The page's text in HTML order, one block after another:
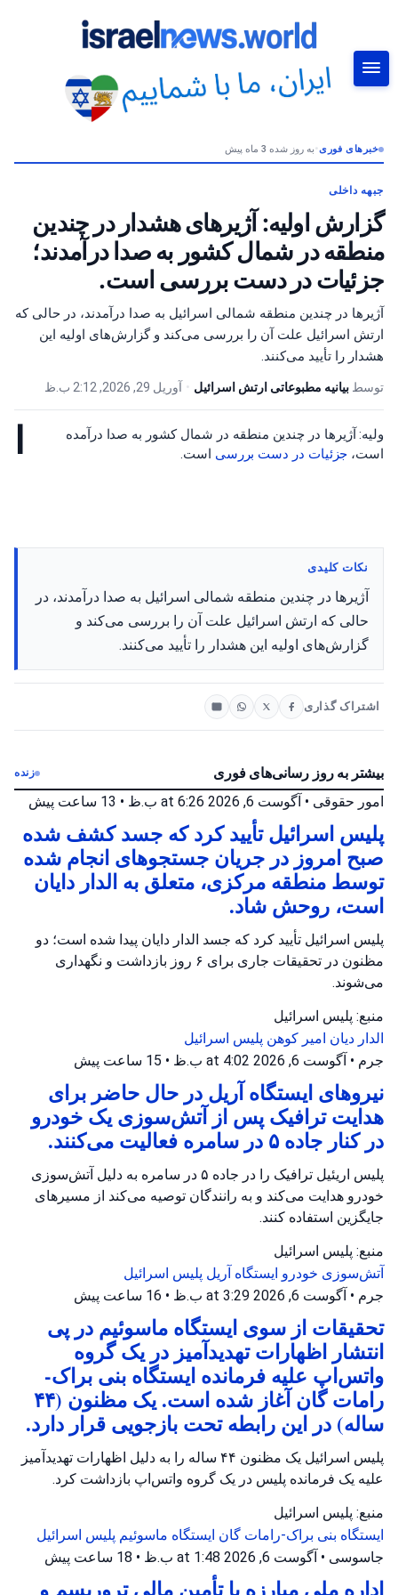
خبرهای فوری•به روز شده 3 ماه پیش
جبهه داخلی
گزارش اولیه: آژیرهای هشدار در چندین
منطقه در شمال کشور به صدا درآمدند؛
جزئیات در دست بررسی است.
آژیرها در چندین منطقه شمالی اسرائیل به صدا درآمدند، در حالی که
ارتش اسرائیل علت آن را بررسی می‌کند و گزارش‌های اولیه این
هشدار را تأیید می‌کنند.
توسط بیانیه مطبوعاتی ارتش اسرائیل • آوریل 29, 2026, 2:12 ب.ظ
ولیه: آژیرها در چندین منطقه در شمال کشور به صدا درآمده
است، جزئیات در دست بررسی است.
نکات کلیدی
آژیرها در چندین منطقه شمالی اسرائیل به صدا درآمدند، در
حالی که ارتش اسرائیل علت آن را بررسی می‌کند و
گزارش‌های اولیه این هشدار را تأیید می‌کنند.
اشتراک گذاری
بیشتر به روز رسانی‌های فوری زنده
امور حقوقی • آگوست 6, 2026 at 6:26 ب.ظ • 13 ساعت پیش
پلیس اسرائیل تأیید کرد که جسد کشف شده
صبح امروز در جریان جستجوهای انجام شده
توسط منطقه مرکزی، متعلق به الدار دایان
است، روحش شاد.
پلیس اسرائیل تأیید کرد که جسد الدار دایان پیدا شده است؛ دو
مظنون در تحقیقات جاری برای ۶ روز بازداشت و نگهداری
می‌شوند.
منبع: پلیس اسرائیل
الدار دیان امیر کوهن پلیس اسرائیل
جرم • آگوست 6, 2026 at 4:02 ب.ظ • 15 ساعت پیش
نیروهای ایستگاه آریل در حال حاضر برای
هدایت ترافیک پس از آتش‌سوزی یک خودرو
در کنار جاده ۵ در سامره فعالیت می‌کنند.
پلیس اریئیل ترافیک را در جاده ۵ در سامره به دلیل آتش‌سوزی
خودرو هدایت می‌کند و به رانندگان توصیه می‌کند از مسیرهای
جایگزین استفاده کنند.
منبع: پلیس اسرائیل
آتش‌سوزی خودرو ایستگاه آریل پلیس اسرائیل
جرم • آگوست 6, 2026 at 3:29 ب.ظ • 16 ساعت پیش
تحقیقات از سوی ایستگاه ماسوئیم در پی
انتشار اظهارات تهدیدآمیز در یک گروه
واتس‌اپ علیه فرمانده ایستگاه بنی براک-
رامات گان آغاز شده است. یک مظنون (۴۴
ساله) در این رابطه تحت بازجویی قرار دارد.
پلیس اسرائیل یک مظنون ۴۴ ساله را به دلیل اظهارات تهدیدآمیز
علیه یک فرمانده پلیس در یک گروه واتس‌اپ بازداشت کرد.
منبع: پلیس اسرائیل
ایستگاه بنی براک-رامات گان ایستگاه ماسوئیم پلیس اسرائیل
جاسوسی • آگوست 6, 2026 at 1:48 ب.ظ • 18 ساعت پیش